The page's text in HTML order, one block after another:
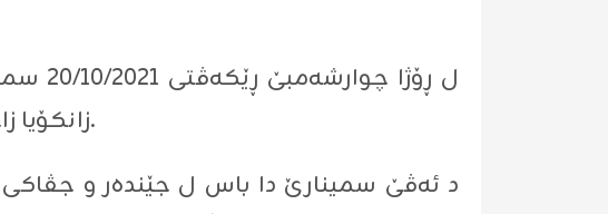
ل
زانکۆیا زاخۆ، بۆ قوتابیێن کۆلیژا کارگێری و ئابووری ل ھۆلا (ڕۆژ) ھاتە پێشکێشکرن.
د ئەڤێ سمینارێ دا باس ل جێندەر و جڤاكى